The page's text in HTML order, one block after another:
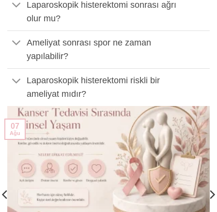
Laparoskopik histerektomi sonrası ağrı
olur mu?
Ameliyat sonrası spor ne zaman
yapılabilir?
Laparoskopik histerektomi riskli bir
ameliyat mıdır?
07
Ağu